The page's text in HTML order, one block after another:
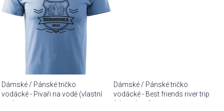
Dámské / Pánské tričko
vodácké - Pivaři na vodě (vlastní
text)
Dámské / Pánské tričko
vodácké - Best friends river trip
(vlastní text)